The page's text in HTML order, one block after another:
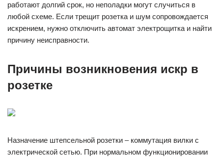
работают долгий срок, но неполадки могут случиться в
любой схеме. Если трещит розетка и шум сопровождается
искрением, нужно отключить автомат электрощитка и найти
причину неисправности.
Причины возникновения искр в
розетке
Назначение штепсельной розетки – коммутация вилки с
электрической сетью. При нормальном функционировании